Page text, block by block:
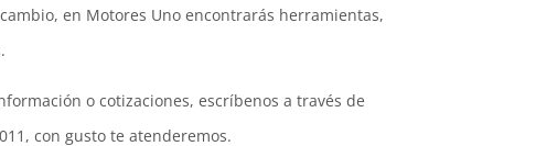
en Motores Uno encontrarás herramientas,
o cotizaciones, escríbenos a través de
con gusto te atenderemos.